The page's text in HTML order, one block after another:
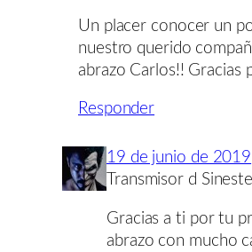
Un placer conocer un
nuestro querido
abrazo Carlos!! Gracias
Responder
19 de junio de 2019
Transmisor d
Gracias a ti por tu
abrazo con mucho